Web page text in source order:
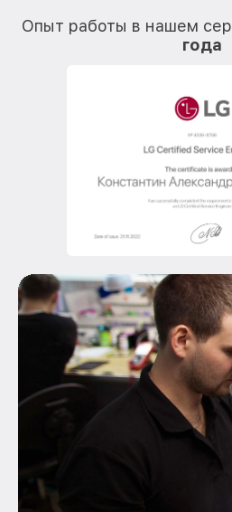
Опыт работы в нашем
года